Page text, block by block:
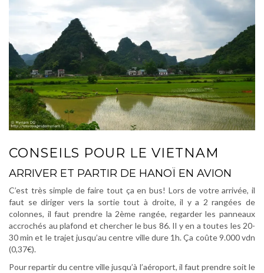
CONSEILS POUR LE VIETNAM
ARRIVER ET PARTIR DE HANOÏ EN AVION
C’est très simple de faire tout ça en bus! Lors de votre arrivée, il
faut se diriger vers la sortie tout à droite, il y a 2 rangées de
colonnes, il faut prendre la 2ème rangée, regarder les panneaux
accrochés au plafond et chercher le bus 86. Il y en a toutes les 20-
30 min et le trajet jusqu’au centre ville dure 1h. Ça coûte 9.000 vdn
(0,37€).
Pour repartir du centre ville jusqu’à l’aéroport, il faut prendre soit le